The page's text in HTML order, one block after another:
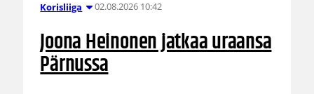
Korisliiga 02.08.2026 10:42
Joona Heinonen jatkaa uraansa
Pärnussa